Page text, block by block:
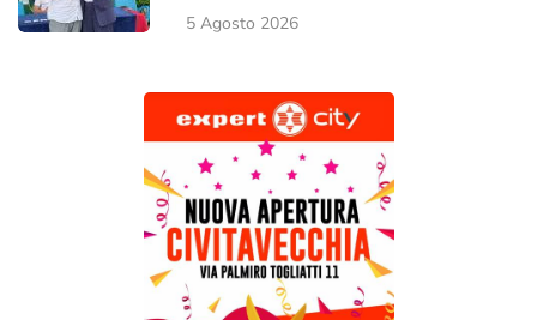
5 Agosto 2026